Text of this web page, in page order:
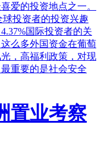
爱的投资地点之一。
球投资者的投资兴趣
国际投资者的关
么多外国资金在葡萄
，高福利政策，对现
重要的是社会安全
业考察